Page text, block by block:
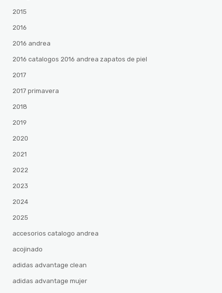
2015
2016
2016 andrea
2016 catalogos 2016 andrea zapatos de piel
2017
2017 primavera
2018
2019
2020
2021
2022
2023
2024
2025
accesorios catalogo andrea
acojinado
adidas advantage clean
adidas advantage mujer